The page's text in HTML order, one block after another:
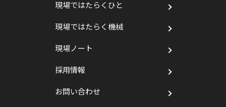
現場ではたらくひと
現場ではたらく機械
現場ノート
採用情報
お問い合わせ